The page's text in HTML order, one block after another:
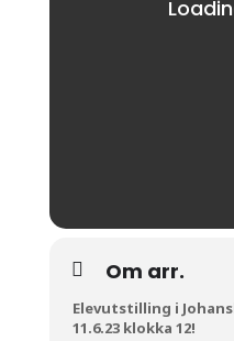
Om arr.
Elevutstilling i
11.6.23 klokka 12!